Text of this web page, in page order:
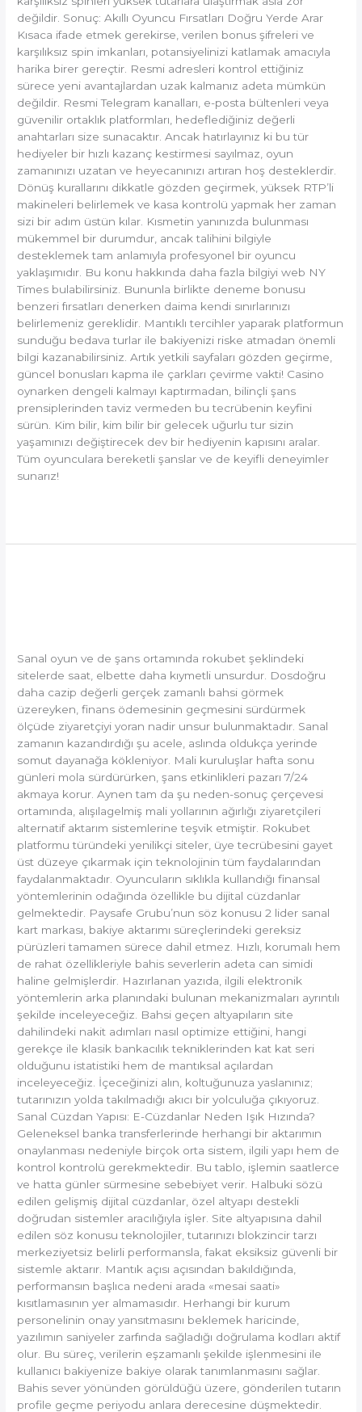
değildir. Sonuç: Akıllı Oyuncu Fırsatları Doğru Yerde Arar
Kısaca ifade etmek gerekirse, verilen bonus şifreleri ve
karşılıksız spin imkanları, potansiyelinizi katlamak amacıyla
harika birer gereçtir. Resmi adresleri kontrol ettiğiniz
sürece yeni avantajlardan uzak kalmanız adeta mümkün
değildir. Resmi Telegram kanalları, e-posta bültenleri veya
güvenilir ortaklık platformları, hedeflediğiniz değerli
anahtarları size sunacaktır. Ancak hatırlayınız ki bu tür
hediyeler bir hızlı kazanç kestirmesi sayılmaz, oyun
zamanınızı uzatan ve heyecanınızı artıran hoş desteklerdir.
Dönüş kurallarını dikkatle gözden geçirmek, yüksek RTP’li
makineleri belirlemek ve kasa kontrolü yapmak her zaman
sizi bir adım üstün kılar. Kısmetin yanınızda bulunması
mükemmel bir durumdur, ancak talihini bilgiyle
desteklemek tam anlamıyla profesyonel bir oyuncu
yaklaşımıdır. Bu konu hakkında daha fazla bilgiyi web NY
Times bulabilirsiniz. Bununla birlikte deneme bonusu
benzeri fırsatları denerken daima kendi sınırlarınızı
belirlemeniz gereklidir. Mantıklı tercihler yaparak platformun
sunduğu bedava turlar ile bakiyenizi riske atmadan önemli
bilgi kazanabilirsiniz. Artık yetkili sayfaları gözden geçirme,
güncel bonusları kapma ile çarkları çevirme vakti! Casino
oynarken dengeli kalmayı kaptırmadan, bilinçli şans
prensiplerinden taviz vermeden bu tecrübenin keyfini
sürün. Kim bilir, kim bilir bir gelecek uğurlu tur sizin
yaşamınızı değiştirecek dev bir hediyenin kapısını aralar.
Tüm oyunculara bereketli şanslar ve de keyifli deneyimler
sunarız!
Sanal oyun ve de şans ortamında rokubet şeklindeki
sitelerde saat, elbette daha kıymetli unsurdur. Dosdoğru
daha cazip değerli gerçek zamanlı bahsi görmek
üzereyken, finans ödemesinin geçmesini sürdürmek
ölçüde ziyaretçiyi yoran nadir unsur bulunmaktadır. Sanal
zamanın kazandırdığı şu acele, aslında oldukça yerinde
somut dayanağa kökleniyor. Mali kuruluşlar hafta sonu
günleri mola sürdürürken, şans etkinlikleri pazarı 7/24
akmaya korur. Aynen tam da şu neden-sonuç çerçevesi
ortamında, alışılagelmiş mali yollarının ağırlığı ziyaretçileri
alternatif aktarım sistemlerine teşvik etmiştir. Rokubet
platformu türündeki yenilikçi siteler, üye tecrübesini gayet
üst düzeye çıkarmak için teknolojinin tüm faydalarından
faydalanmaktadır. Oyuncuların sıklıkla kullandığı finansal
yöntemlerinin odağında özellikle bu dijital cüzdanlar
gelmektedir. Paysafe Grubu’nun söz konusu 2 lider sanal
kart markası, bakiye aktarımı süreçlerindeki gereksiz
pürüzleri tamamen sürece dahil etmez. Hızlı, korumalı hem
de rahat özellikleriyle bahis severlerin adeta can simidi
haline gelmişlerdir. Hazırlanan yazıda, ilgili elektronik
yöntemlerin arka planındaki bulunan mekanizmaları ayrıntılı
şekilde inceleyeceğiz. Bahsi geçen altyapıların site
dahilindeki nakit adımları nasıl optimize ettiğini, hangi
gerekçe ile klasik bankacılık tekniklerinden kat kat seri
olduğunu istatistiki hem de mantıksal açılardan
inceleyeceğiz. İçeceğinizi alın, koltuğunuza yaslanınız;
tutarınızın yolda takılmadığı akıcı bir yolculuğa çıkıyoruz.
Sanal Cüzdan Yapısı: E-Cüzdanlar Neden Işık Hızında?
Geleneksel banka transferlerinde herhangi bir aktarımın
onaylanması nedeniyle birçok orta sistem, ilgili yapı hem de
kontrol kontrolü gerekmektedir. Bu tablo, işlemin saatlerce
ve hatta günler sürmesine sebebiyet verir. Halbuki sözü
edilen gelişmiş dijital cüzdanlar, özel altyapı destekli
doğrudan sistemler aracılığıyla işler. Site altyapısına dahil
edilen söz konusu teknolojiler, tutarınızı blokzincir tarzı
merkeziyetsiz belirli performansla, fakat eksiksiz güvenli bir
sistemle aktarır. Mantık açısı açısından bakıldığında,
performansın başlıca nedeni arada «mesai saati»
kısıtlamasının yer almamasıdır. Herhangi bir kurum
personelinin onay yansıtmasını beklemek haricinde,
yazılımın saniyeler zarfında sağladığı doğrulama kodları aktif
olur. Bu süreç, verilerin eşzamanlı şekilde işlenmesini ile
kullanıcı bakiyenize bakiye olarak tanımlanmasını sağlar.
Bahis sever yönünden görüldüğü üzere, gönderilen tutarın
profile geçme periyodu anlara derecesine düşmektedir.
ile
Yıldırım
Hızında
Finansal
Süreçler